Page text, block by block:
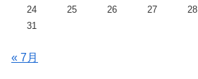
24
25 26 27 28
31
« 7月